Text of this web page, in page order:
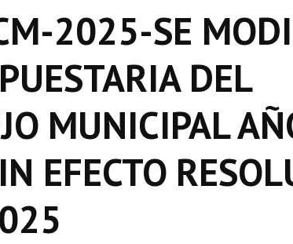
2025-SE
DEL
MUNICIPAL
EFECTO